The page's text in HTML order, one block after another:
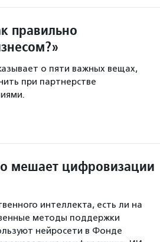
правильно
о пяти важных вещах,
при партнерстве
мешает цифровизации
интеллекта, есть ли на
методы поддержки
нейросети в Фонде